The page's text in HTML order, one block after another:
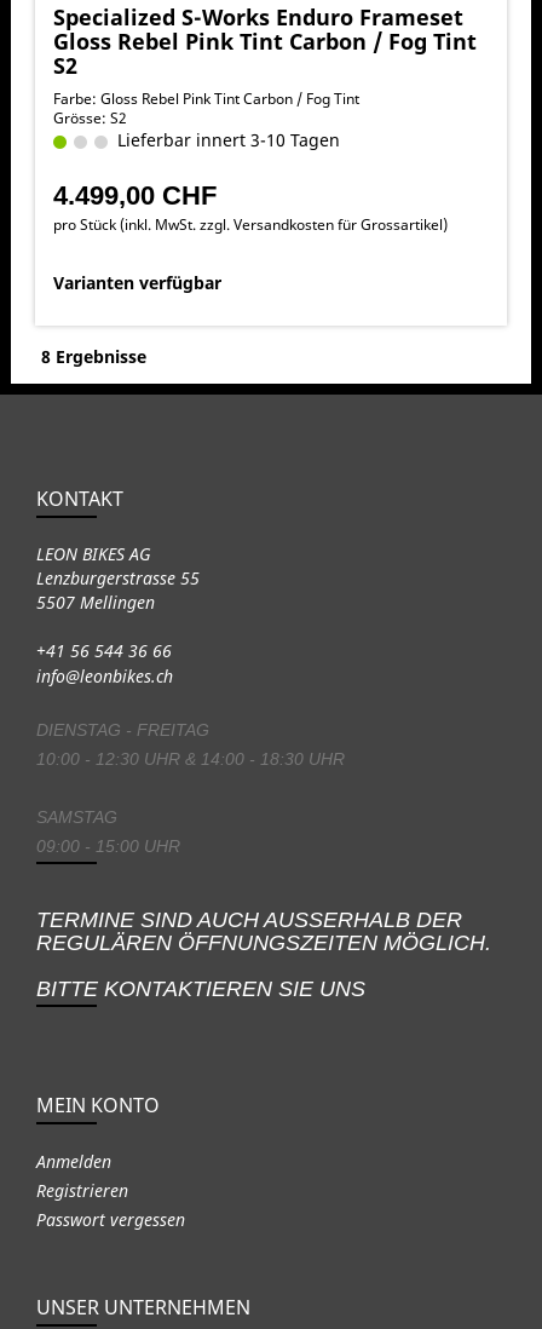
Specialized S-Works Enduro Frameset
Gloss Rebel Pink Tint Carbon / Fog Tint
S2
Farbe: Gloss Rebel Pink Tint Carbon / Fog Tint
Grösse: S2
Lieferbar innert 3-10 Tagen
4.499,00 CHF
pro Stück (inkl. MwSt. zzgl.Versandkosten für Grossartikel)
Varianten verfügbar
8 Ergebnisse
KONTAKT
LEON BIKES AG
Lenzburgerstrasse 55
5507 Mellingen
+41 56 544 36 66
info@leonbikes.ch
DIENSTAG - FREITAG
10:00 - 12:30 UHR & 14:00 - 18:30 UHR
SAMSTAG
09:00 - 15:00 UHR
TERMINE SIND AUCH AUSSERHALB DER
REGULÄREN ÖFFNUNGSZEITEN MÖGLICH.
BITTE KONTAKTIEREN SIE UNS
MEIN KONTO
Anmelden
Registrieren
Passwort vergessen
UNSER UNTERNEHMEN